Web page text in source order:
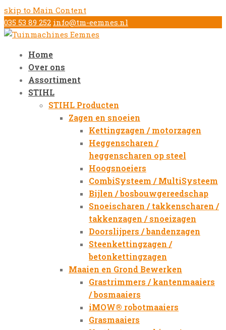
skip to Main Content
035 53 89 252 info@tm-eemnes.nl
Home
Over ons
Assortiment
STIHL
STIHL Producten
Zagen en snoeien
Kettingzagen / motorzagen
Heggenscharen /
heggenscharen op steel
Hoogsnoeiers
CombiSysteem / MultiSysteem
Bijlen / bosbouwgereedschap
Snoeischaren / takkenscharen /
takkenzagen / snoeizagen
Doorslijpers / bandenzagen
Steenkettingzagen /
betonkettingzagen
Maaien en Grond Bewerken
Grastrimmers / kantenmaaiers
/ bosmaaiers
iMOW® robotmaaiers
Grasmaaiers